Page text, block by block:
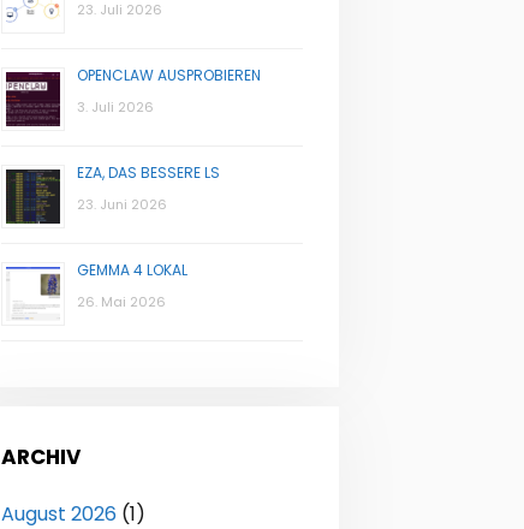
23. Juli 2026
OPENCLAW AUSPROBIEREN
3. Juli 2026
EZA, DAS BESSERE LS
23. Juni 2026
GEMMA 4 LOKAL
26. Mai 2026
ARCHIV
August 2026 (1)